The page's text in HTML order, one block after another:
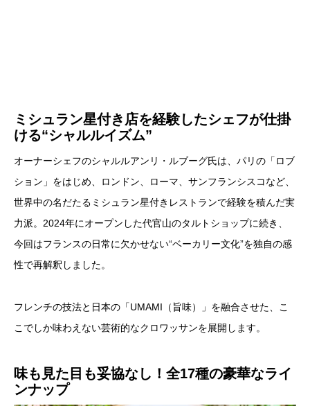
ミシュラン星付き店を経験したシェフが仕掛
ける“シャルルイズム”
オーナーシェフのシャルルアンリ・ルブーグ氏は、パリの「ロブ
ション」をはじめ、ロンドン、ローマ、サンフランシスコなど、
世界中の名だたるミシュラン星付きレストランで経験を積んだ実
力派。2024年にオープンした代官山のタルトショップに続き、
今回はフランスの日常に欠かせない“ベーカリー文化”を独自の感
性で再解釈しました。
フレンチの技法と日本の「UMAMI（旨味）」を融合させた、こ
こでしか味わえない芸術的なクロワッサンを展開します。
味も見た目も妥協なし！全17種の豪華なライ
ンナップ